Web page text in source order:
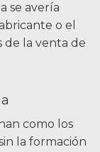
se avería
o el
de la venta de
como los
la formación